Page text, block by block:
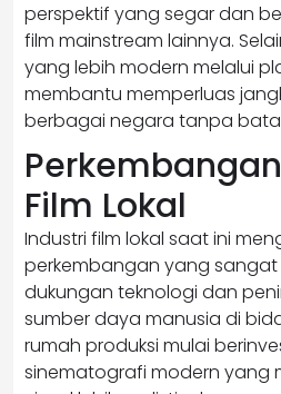
perspektif yang segar dan
film mainstream lainnya.
yang lebih modern melalui
membantu memperluas
berbagai negara tanpa
Film Lokal
Industri film lokal saat ini
perkembangan yang
dukungan teknologi dan
sumber daya manusia di
rumah produksi mulai
sinematografi modern yang